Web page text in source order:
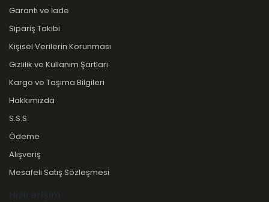
Garanti ve İade
Sipariş Takibi
Kişisel Verilerin Korunması
Gizlilik ve Kullanım Şartları
Kargo ve Taşıma Bilgileri
Hakkımızda
S.S.S.
Ödeme
Alışveriş
Mesafeli Satış Sözleşmesi